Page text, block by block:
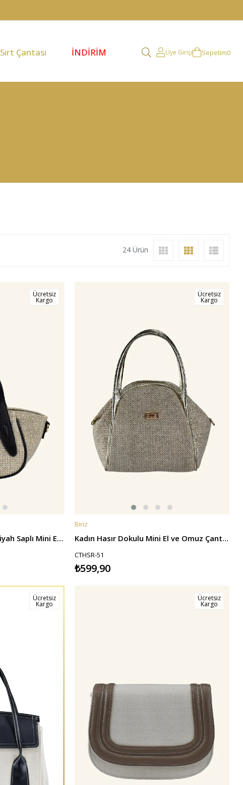
Sırt Çantası İNDİRİM Üye Girişi Sepetim0
24 Ürün
Ücretsiz
Kargo
Kadın Hasır Görünümlü Siyah Saplı Mini El ve Omuz Çantası
SEPETE EKLE
Ücretsiz
Kargo
Biriz
Kadın Hasır Dokulu Mini El ve Omuz Çantası - Gold-Krem
CTHSR-51
₺599,90
Ücretsiz
Kargo
Ücretsiz
Kargo